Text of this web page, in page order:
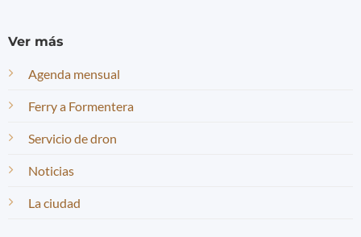
Ver más
Agenda mensual
Ferry a Formentera
Servicio de dron
Noticias
La ciudad